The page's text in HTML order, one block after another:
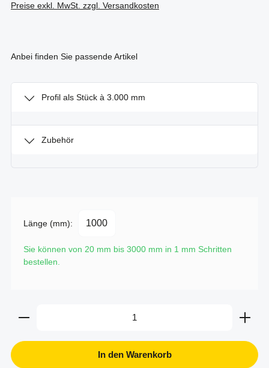
Preise exkl. MwSt. zzgl. Versandkosten
Anbei finden Sie passende Artikel
Profil als Stück à 3.000 mm
Zubehör
Länge (mm):
Sie können von 20 mm bis 3000 mm in 1 mm Schritten
bestellen.
Produkt Anzahl: Gib den gewünschten Wert ein
In den Warenkorb